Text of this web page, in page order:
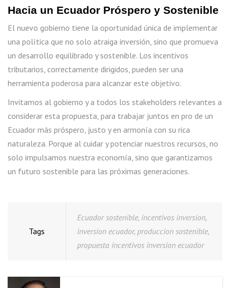
Hacia un Ecuador Próspero y Sostenible
El nuevo gobierno tiene la oportunidad única de implementar
una política que no solo atraiga inversión, sino que promueva
un desarrollo equilibrado y sostenible. Los incentivos
tributarios, correctamente dirigidos, pueden ser una
herramienta poderosa para alcanzar este objetivo.
Invitamos al gobierno y a todos los stakeholders relevantes a
considerar esta propuesta, para trabajar juntos en pro de un
Ecuador más próspero, justo y en armonía con su rica
naturaleza. Porque al cuidar y potenciar nuestros recursos, no
solo impulsamos nuestra economía, sino que garantizamos
un futuro sostenible para las próximas generaciones.
Tags
Ecuador sostenible, incentivos inversion,
inversion ecuador, produccion sostenible,
propuesta incentivos inversion ecuador